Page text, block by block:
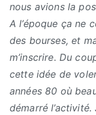
nous avions la
A l’époque ça ne
des bourses, et
m’inscrire. Du
cette idée de
années 80 où
démarré l’activité.